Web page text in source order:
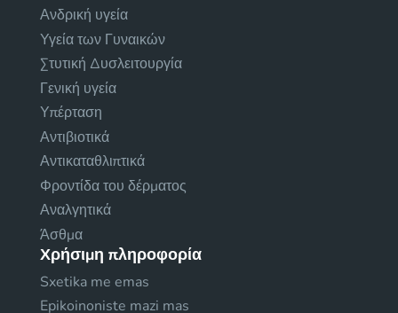
Ανδρική υγεία
Υγεία των Γυναικών
Στυτική Δυσλειτουργία
Γενική υγεία
Υπέρταση
Αντιβιοτικά
Αντικαταθλιπτικά
Φροντίδα του δέρματος
Αναλγητικά
Άσθμα
Χρήσιμη πληροφορία
Sxetika me emas
Epikoinoniste mazi mas